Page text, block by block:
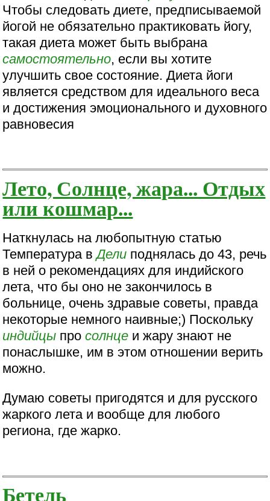
Чтобы следовать диете, предписываемой
йогой не обязательно практиковать йогу,
такая диета может быть выбрана
самостоятельно, если вы хотите
улучшить свое состояние. Диета йоги
является средством для идеального веса
и достижения эмоционального и духовного
равновесия
Лето, Солнце, жара... Отдых
или кошмар...
Наткнулась на любопытную статью
Температура вДели поднялась до 43, речь
в ней о рекомендациях для индийского
лета, что бы оно не закончилось в
больнице, очень здравые советы, правда
некоторые немного наивные;) Поскольку
индийцы просолнце и жару знают не
понаслышке, им в этом отношении верить
можно.
Думаю советы пригодятся и для русского
жаркого лета и вообще для любого
региона, где жарко.
Бетель